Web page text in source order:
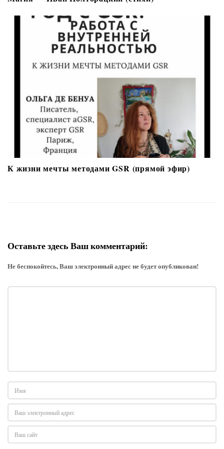
К жизни мечты методами GSR (прямой эфир)
Оставьте здесь Ваш комментарий:
Не беспокойтесь, Ваш электронный адрес не будет опубликован!